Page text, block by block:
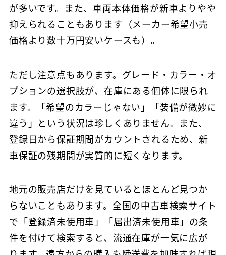
が多いです。また、車両本体価格が新車よりやや
抑えられることもあります（メーカー希望小売
価格より数十万円安いケースも）。
ただし注意点もあります。グレード・カラー・オ
プションの選択肢が、在庫にある個体に限られ
ます。「希望のカラーじゃない」「装備が微妙に
違う」という状況は珍しくありません。また、
登録日から保証期間がカウントされるため、新
車保証の残期間が実質的に短くなります。
地元の販売店だけを見ているとほとんど見つか
らないこともあります。全国の中古車検索サイト
で「登録済未使用車」「届出済未使用車」の条
件を付けて検索すると、流通在庫が一気に広が